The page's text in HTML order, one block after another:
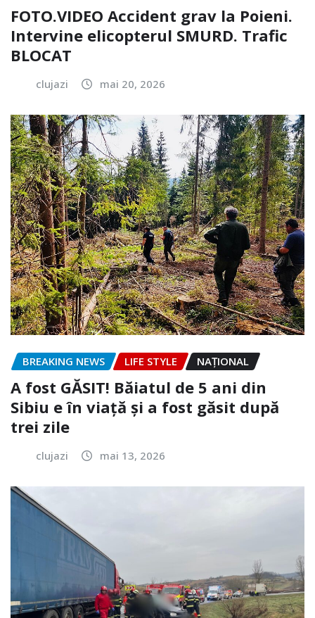
FOTO.VIDEO Accident grav la Poieni.
Intervine elicopterul SMURD. Trafic
BLOCAT
clujazi mai 20, 2026
BREAKING NEWS LIFE STYLE NAŢIONAL
A fost GĂSIT! Băiatul de 5 ani din
Sibiu e în viață și a fost găsit după
trei zile
clujazi mai 13, 2026